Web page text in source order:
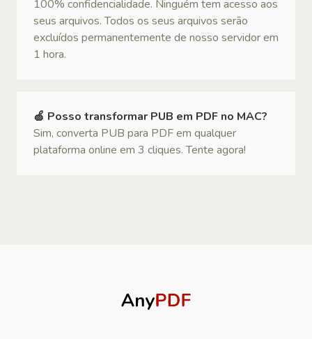
100% confidencialidade. Ninguém tem acesso aos
seus arquivos. Todos os seus arquivos serão
excluídos permanentemente de nosso servidor em
1 hora.
🍏 Posso transformar PUB em PDF no MAC?
Sim, converta PUB para PDF em qualquer
plataforma online em 3 cliques. Tente agora!